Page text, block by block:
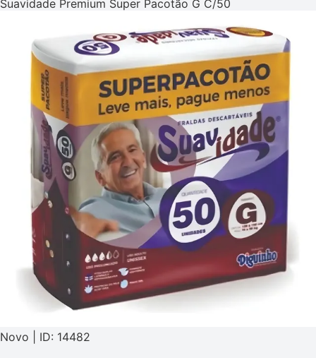
Suavidade Premium Super Pacotão G C/50
Novo | ID: 14482